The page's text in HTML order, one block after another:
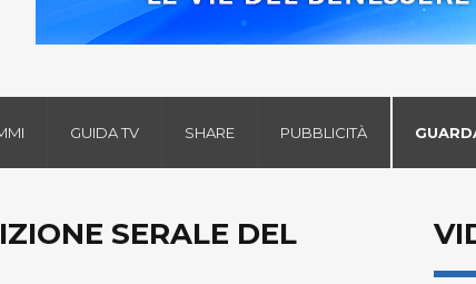
GUIDA TV SHARE PUBBLICITÀ
SERALE DEL